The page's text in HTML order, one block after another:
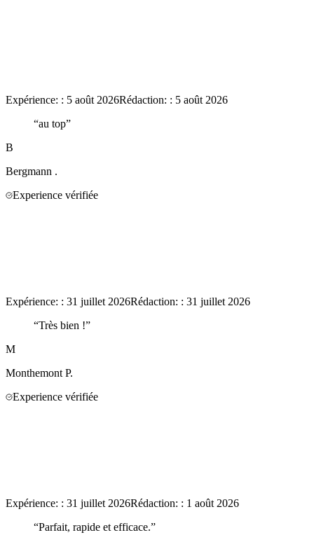
Expérience: : 5 août 2026Rédaction: : 5 août 2026
“au top”
B
Bergmann .
Experience vérifiée
Expérience: : 31 juillet 2026Rédaction: : 31 juillet 2026
“Très bien !”
M
Monthemont P.
Experience vérifiée
Expérience: : 31 juillet 2026Rédaction: : 1 août 2026
“Parfait, rapide et efficace.”